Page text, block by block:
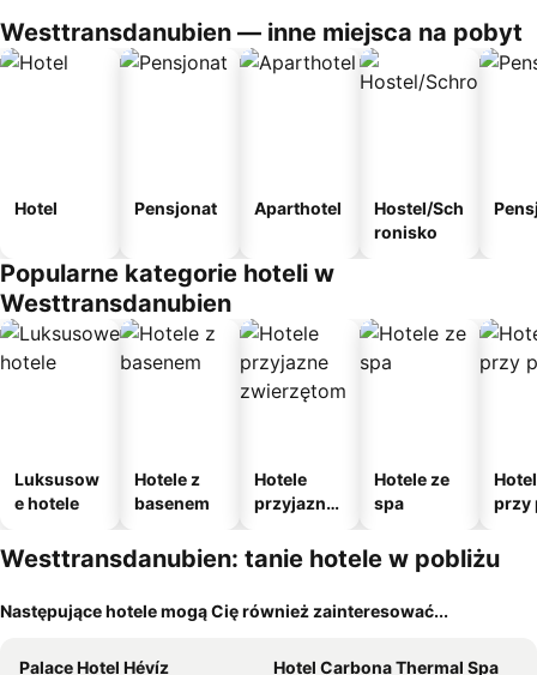
Westtransdanubien — inne miejsca na pobyt
Hotel Pensjonat Aparthotel
Hostel/Sch
ronisko
Popularne kategorie hoteli w
Westtransdanubien
Luksusow
e hotele
Hotele z
basenem
Hotele
przyjazne
m
Hotele ze
spa
przy
Westtransdanubien: tanie hotele w pobliżu
Następujące hotele mogą Cię również zainteresować...
Palace Hotel Hévíz
Hotel Carbona Thermal Spa